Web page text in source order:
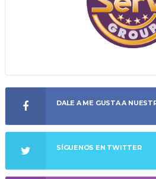
DALE A ME GUSTA A
SÍGUENOS EN TWITTER